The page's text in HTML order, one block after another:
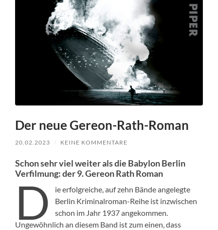
Der neue Gereon-Rath-Roman
20.02.2023 / KEINE KOMMENTARE
Schon sehr viel weiter als die Babylon Berlin
Verfilmung: der 9. Gereon Rath Roman
D
ie erfol­gre­iche, auf zehn Bände angelegte
Berlin Krim­i­nal­ro­man-Rei­he ist inzwis­chen
schon im Jahr 1937 angekom­men.
Ungewöhn­lich an diesem Band ist zum einen, dass